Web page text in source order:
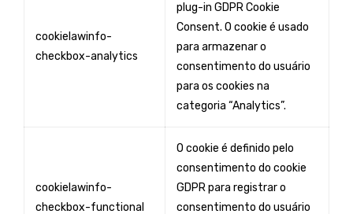
cookielawinfo-
checkbox-analytics
plug-in GDPR Cookie
Consent. O cookie é usado
para armazenar o
consentimento do usuário
para os cookies na
categoria “Analytics”.
cookielawinfo-
checkbox-functional
O cookie é definido pelo
consentimento do cookie
GDPR para registrar o
consentimento do usuário